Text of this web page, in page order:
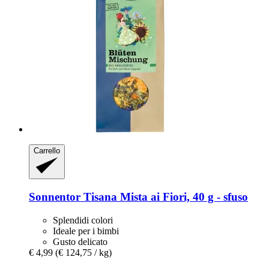
Carrello
Sonnentor Tisana Mista ai Fiori, 40 g -​ sfuso
Splendidi colori
Ideale per i bimbi
Gusto delicato
€ 4,99 (€ 124,75 / kg)